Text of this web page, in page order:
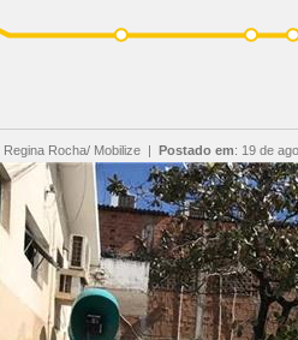
Regina Rocha/ Mobilize | Postado em: 19 de